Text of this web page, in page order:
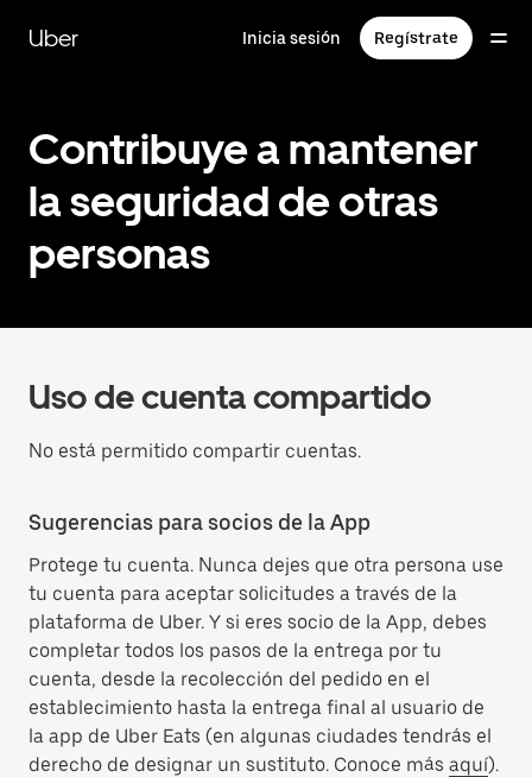
contenido
Uber Inicia sesión Regístrate
Contribuye a mantener
la seguridad de otras
personas
Uso de cuenta compartido
No está permitido compartir cuentas.
Sugerencias para socios de la App
Protege tu cuenta. Nunca dejes que otra persona use
tu cuenta para aceptar solicitudes a través de la
plataforma de Uber. Y si eres socio de la App, debes
completar todos los pasos de la entrega por tu
cuenta, desde la recolección del pedido en el
establecimiento hasta la entrega final al usuario de
la app de Uber Eats (en algunas ciudades tendrás el
derecho de designar un sustituto. Conoce más aquí).